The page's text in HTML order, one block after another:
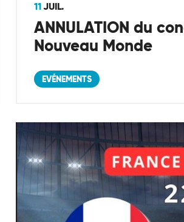
11JUIL.
ANNULATION du
Nouveau Monde
EVÉNEMENTS